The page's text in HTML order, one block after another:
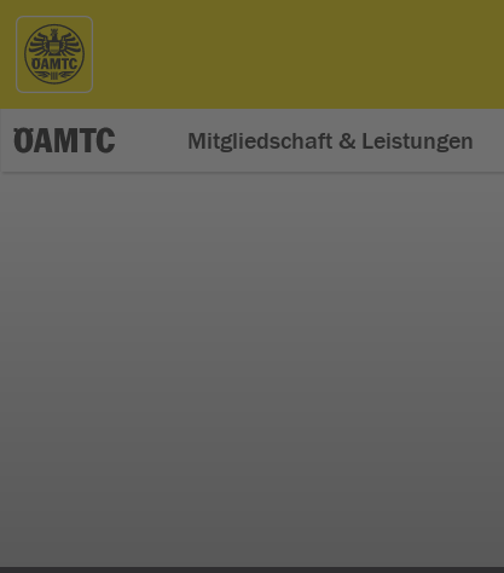
Mitgliedschaft & Leistungen